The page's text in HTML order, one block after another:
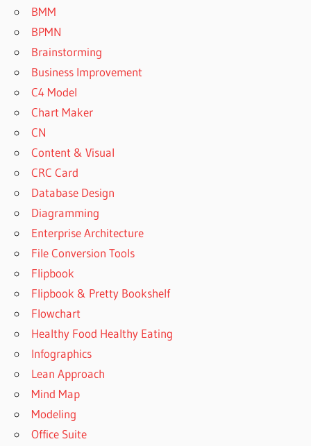
BMM
BPMN
Brainstorming
Business Improvement
C4 Model
Chart Maker
CN
Content & Visual
CRC Card
Database Design
Diagramming
Enterprise Architecture
File Conversion Tools
Flipbook
Flipbook & Pretty Bookshelf
Flowchart
Healthy Food Healthy Eating
Infographics
Lean Approach
Mind Map
Modeling
Office Suite